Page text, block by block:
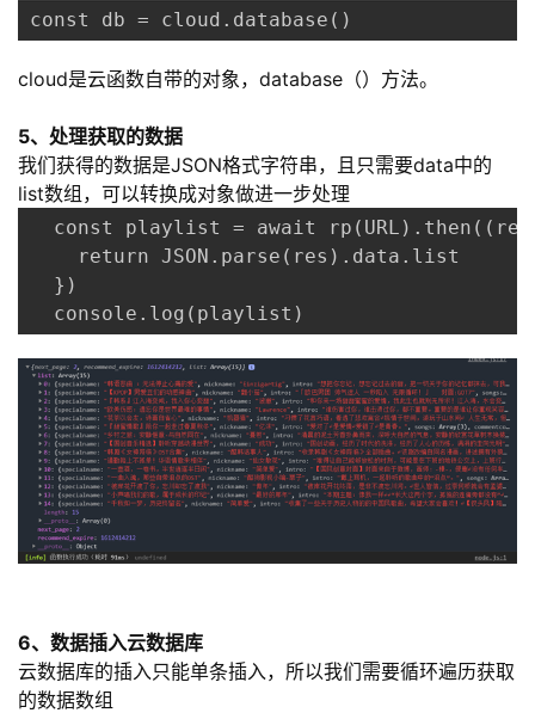
const db = cloud.database()
cloud是云函数自带的对象，database（）方法。
5、处理获取的数据
我们获得的数据是JSON格式字符串，且只需要data中的
list数组，可以转换成对象做进一步处理
const playlist = await
    return JSON.parse(res).data.list
  })
  console.log(playlist)
6、数据插入云数据库
云数据库的插入只能单条插入，所以我们需要循环遍历获取
的数据数组